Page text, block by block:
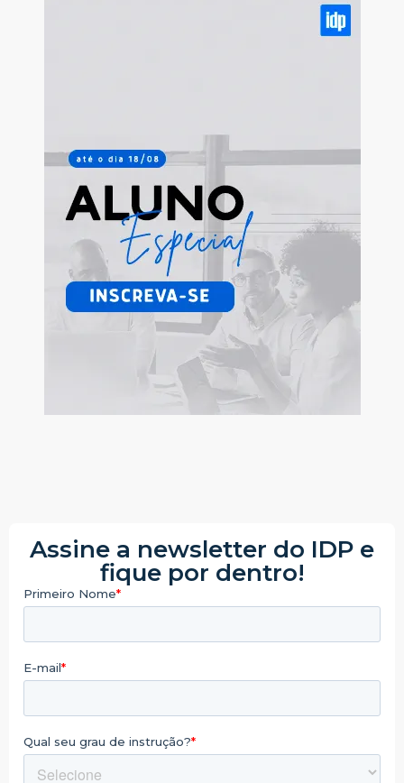
Assine a newsletter do IDP e
fique por dentro!